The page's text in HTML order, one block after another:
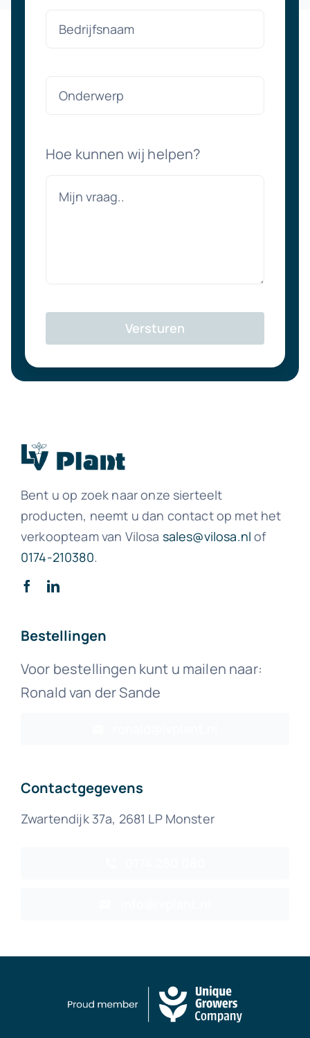
Hoe kunnen wij helpen?
Versturen
Bent u op zoek naar onze sierteelt
producten, neemt u dan contact op met het
verkoopteam van Vilosa sales@vilosa.nl of
0174-210380.
Bestellingen
Voor bestellingen kunt u mailen naar:
Ronald van der Sande
Contactgegevens
Zwartendijk 37a, 2681 LP Monster